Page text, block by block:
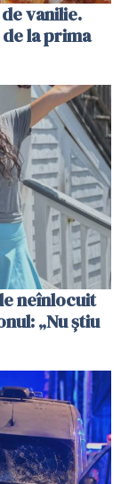
vanilie.
la prima
neînlocuit
„Nu știu